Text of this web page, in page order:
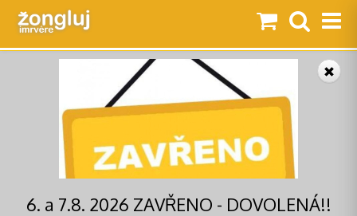
6. a 7.8. 2026 ZAVŘENO - DOVOLENÁ!!